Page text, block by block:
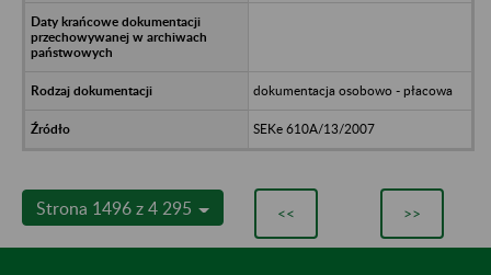
dokumentacja osobowo - płacowa
SEKe 610A/13/2007
Strona 1496 z 4 295 << >>